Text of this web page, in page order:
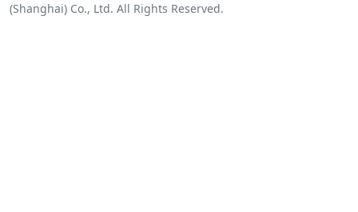
(Shanghai) Co., Ltd. All Rights Reserved.